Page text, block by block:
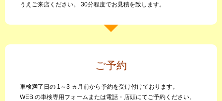
うえご来店ください。 30分程度でお見積を致します。
ご予約
車検満了日の 1～3 ヵ月前から予約を受け付けております。
WEB の車検専用フォームまたは電話・店頭にてご予約ください。